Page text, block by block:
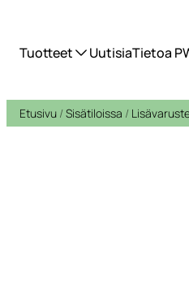
Tuotteet UutisiaTietoa
Etusivu /Sisätiloissa /